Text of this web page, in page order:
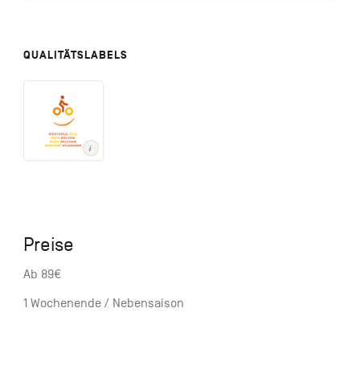
QUALITÄTSLABELS
Preise
Ab 89€
1 Wochenende / Nebensaison